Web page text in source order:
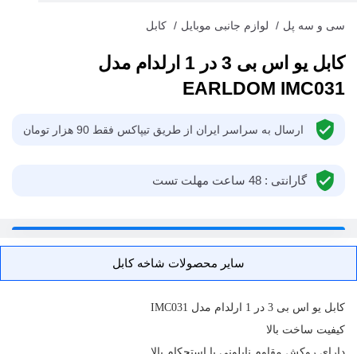
سی و سه پل / لوازم جانبی موبایل / کابل
کابل یو اس بی 3 در 1 ارلدام مدل
EARLDOM IMC031
ارسال به سراسر ایران از طریق تیپاکس فقط 90 هزار تومان
گارانتی : 48 ساعت مهلت تست
سایر محصولات شاخه کابل
کابل یو اس بی 3 در 1 ارلدام مدل IMC031
کیفیت ساخت بالا